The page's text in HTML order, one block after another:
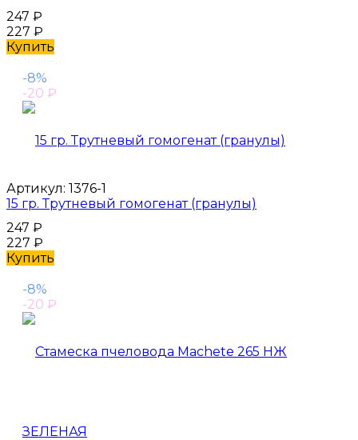
247 ₽
227 ₽
Купить
-8%
-20 ₽
Артикул: 1376-1
15 гр. Трутневый гомогенат (гранулы)
247 ₽
227 ₽
Купить
-8%
-20 ₽